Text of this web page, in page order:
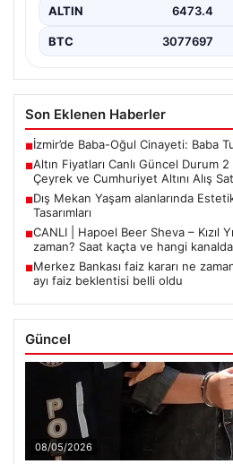
ALTIN 6473.4
BTC 3077697
Son Eklenen Haberler
■İzmir’de Baba-Oğul Cinayeti: Baba
■Altın Fiyatları Canlı Güncel Durum
Çeyrek ve Cumhuriyet Altını Alış
■Dış Mekan Yaşam alanlarında
Tasarımları
■CANLI | Hapoel Beer Sheva – Kızıl
zaman? Saat kaçta ve hangi
■Merkez Bankası faiz kararı ne
ayı faiz beklentisi belli oldu
Güncel
08/05/2026